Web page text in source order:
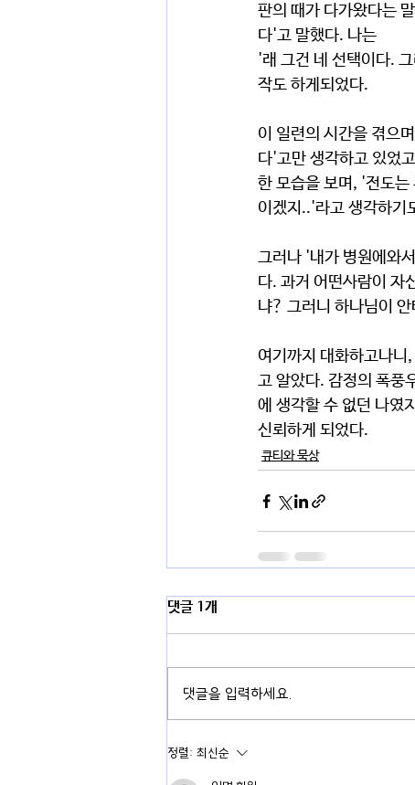
판의 때가 다가왔다는
다'고 말했다. 나는
'래 그건 네 선택이다.
작도 하게되었다.
이 일련의 시간을 겪으
다'고만 생각하고 있었
한 모습을 보며, '전도는
이겠지..'라고 생각하기
그러나 '내가 병원에와
다. 과거 어떤사람이 자
냐? 그러니 하나님이
여기까지 대화하고나
고 알았다. 감정의 폭풍
에 생각할 수 없던 나였
신뢰하게 되었다.
큐티와 묵상
댓글 1개
댓글을 입력하세요.
정렬: 최신순